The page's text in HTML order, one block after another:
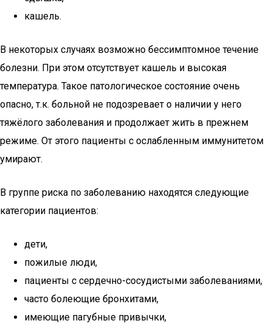
кашель.
В некоторых случаях возможно бессимптомное течение
болезни. При этом отсутствует кашель и высокая
температура. Такое патологическое состояние очень
опасно, т.к. больной не подозревает о наличии у него
тяжёлого заболевания и продолжает жить в прежнем
режиме. От этого пациенты с ослабленным иммунитетом
умирают.
В группе риска по заболеванию находятся следующие
категории пациентов:
дети,
пожилые люди,
пациенты с сердечно-сосудистыми заболеваниями,
часто болеющие бронхитами,
имеющие пагубные привычки,